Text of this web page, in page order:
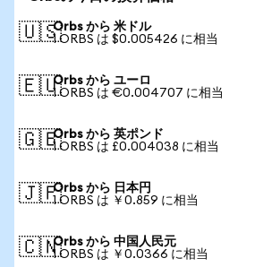
🇺🇸Orbs から 米ドル
1 ORBS は $0.005426 に相当
🇪🇺Orbs から ユーロ
1 ORBS は €0.004707 に相当
🇬🇧Orbs から 英ポンド
1 ORBS は £0.004038 に相当
🇯🇵Orbs から 日本円
1 ORBS は ￥0.859 に相当
🇨🇳Orbs から 中国人民元
1 ORBS は ￥0.0366 に相当